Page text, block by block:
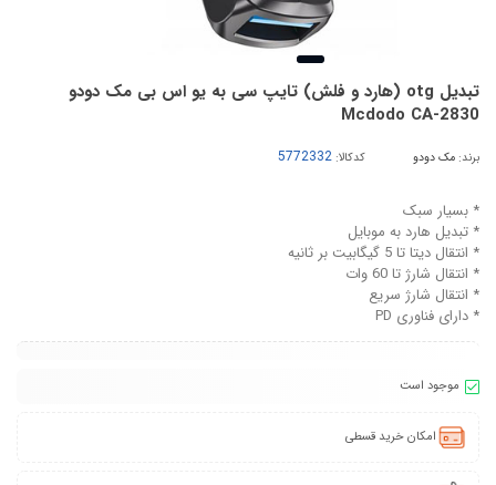
تبدیل otg (هارد و فلش) تایپ سی به یو اس بی مک دودو
Mcdodo CA-2830
برند: مک دودو کدکالا:
* بسیار سبک
* تبدیل هارد به موبایل
* انتقال دیتا تا 5 گیگابیت بر ثانیه
* انتقال شارژ تا 60 وات
* انتقال شارژ سریع
* دارای فناوری PD
موجود است
امکان خرید قسطی